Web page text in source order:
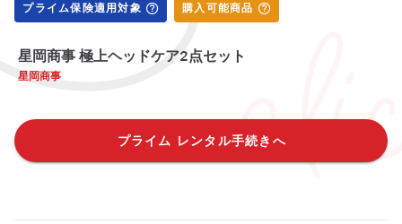
プライム保険適用対象 購入可能商品
星岡商事 極上ヘッドケア2点セット
星岡商事
プライム レンタル手続きへ